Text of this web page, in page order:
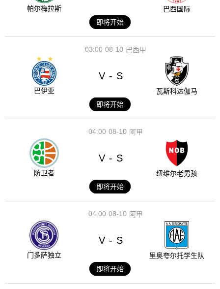
帕尔梅拉斯
巴西国际
即将开始
08-10
03:00 巴西甲
巴伊亚
V - S
瓦斯科达伽马
即将开始
08-10
04:00 阿甲
防卫者
V - S
纽维尔老男孩
即将开始
08-10
04:00 阿甲
门多萨独立
V - S
里奥夸尔托学生队
即将开始